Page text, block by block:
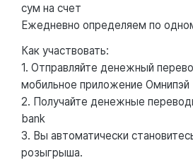
сум на счет
Ежедневно определяем по
Как участвовать:
1. Отправляйте денежный
мобильное приложение Омнипэй
2. Получайте денежные
bank
3. Вы автоматически
розыгрыша.